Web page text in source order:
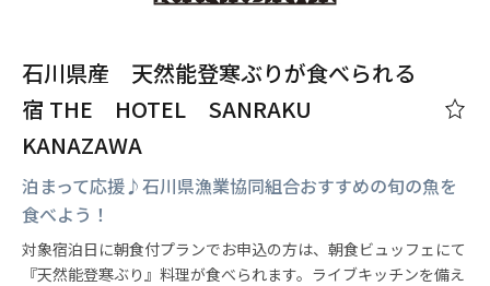
石川県産 天然能登寒ぶりが食べられる
宿 THE HOTEL SANRAKU
KANAZAWA
泊まって応援♪石川県漁業協同組合おすすめの旬の魚を
食べよう！
対象宿泊日に朝食付プランでお申込の方は、朝食ビュッフェにて
『天然能登寒ぶり』料理が食べられます。ライブキッチンを備え